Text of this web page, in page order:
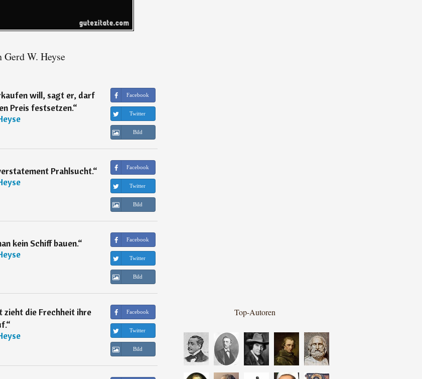
W. Heyse
will, sagt er, darf
Preis festsetzen.“
Facebook
Twitter
Bild
Prahlsucht.“
Facebook
Twitter
Bild
kein Schiff bauen.“
Facebook
Twitter
Bild
die Frechheit ihre
“
Facebook
Twitter
Bild
Top-Autoren